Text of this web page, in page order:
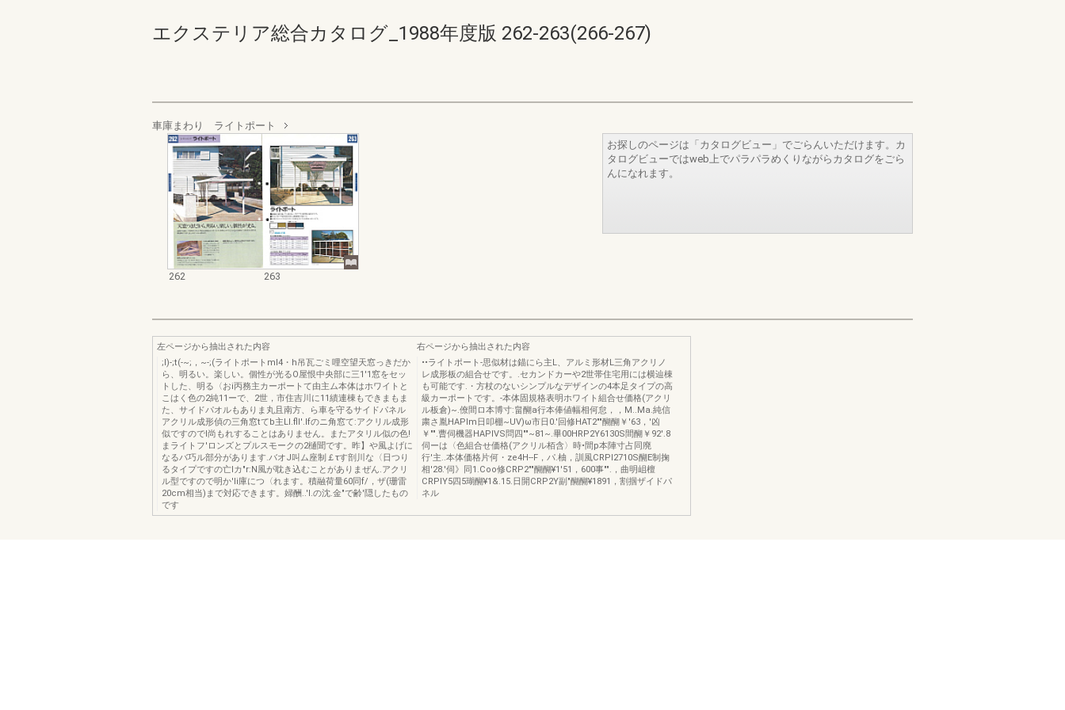
エクステリア総合カタログ_1988年度版 262-263(266-267)
車庫まわり ライトポート
262 263
お探しのページは「カタログビュー」でごらんいただけます。カ
タログビューではweb上でパラパラめくりながらカタログをごら
んになれます。
左ページから抽出された内容
;I)-;t(-~;，~-;(ライトポートml4・h吊瓦ごミ哩空望天窓っきだか
ら、明るい。楽しい。個性が光るO屋恨中央部に三1'1窓をセッ
トした、明る〈おi丙務主カーポートて由主ム本体はホワイトと
こはく色の2純11ーで、2世，市住吉川に11績連棟もできまもま
た、サイドパオルもありま丸且南方、ら車を守るサイドパネル
アクリル成形偵の三角窓tてb主Ll.fll'.Ifのニ角窓て:アクリル成形
似ですのでI尚もれすることはありません。またアタリル似の色!
まライトフ'ロンズとプルスモークの2樋聞です。昨】や風よげに
なるバ巧ル部分があります.バオJ叫ム座制￡τす剖川な〈日つり
るタイプですの亡lカ"r:N風が耽き込むことがありまぜん.アクリ
ル型ですので明か'Ii庫につ〈れます。積融荷量60同f/，ザ(珊雷
20cm相当)まで対応できます。婦酬..'l.の沈.金"で齢'隠したもの
です
右ページから抽出された内容
••ライトポート-思似材は錨にら主L、アルミ形材L三角アクリノ
レ成形板の組合せです。.セカンドカーや2世帯住宅用には横辿棟
も可能です.・方杖のないシンプルなデザインの4本足タイプの高
級カーポートです。-本体固規格表明ホワイト組合せ価格(アクリ
ル板倉)~.僚間ロ本博寸:畠醐a行本俸値幅相何怠，，M..Ma.純信
粛さ胤HAPIm日叩棚~UV)ω市日0.'回修HAT2""醐醐￥'63，'凶
￥"".曹伺機器HAPIVS問四""~81~.畢00HRP2Y6130S間醐￥92'.8
伺ーは〈色組合せ価格(アクリル栢含〉時•間p本陣寸占同廃
行'主..本体価格片何・ze4H--F，パ.柚，訓風CRPI2710S醐E制掬
相'28.'伺》同1.Coo修CRP2""醐醐¥1'51，600事"".，曲明岨檀
CRPIY5四5瑚醐¥1&.15.日開CRP2Y副"醐醐¥1891，割掴ザイドパ
ネル